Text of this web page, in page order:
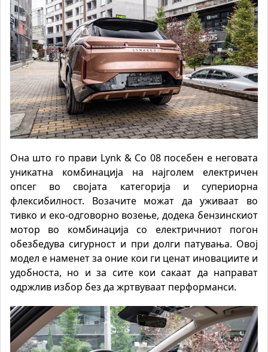
Она што го прави Lynk & Co 08 посебен е неговата
уникатна комбинација на најголем електричен
опсег во својата категорија и супериорна
флексибилност. Возачите можат да уживаат во
тивко и еко-одговорно возење, додека бензинскиот
мотор во комбинација со електричниот погон
обезбедува сигурност и при долги патувања. Овој
модел е наменет за оние кои ги ценат иновациите и
удобноста, но и за сите кои сакаат да направат
одржлив избор без да жртвуваат перформанси.